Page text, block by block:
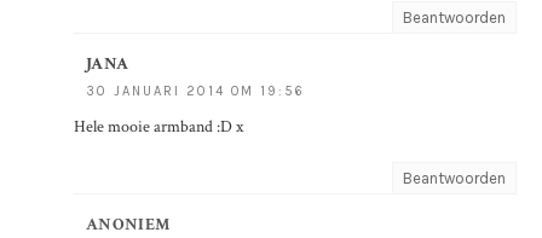
Beantwoorden
JANA
30 JANUARI 2014 OM 19:56
Hele mooie armband :D x
Beantwoorden
ANONIEM